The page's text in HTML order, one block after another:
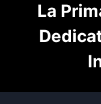
La